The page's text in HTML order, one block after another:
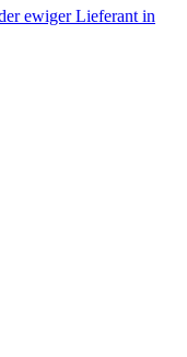
ewiger Lieferant in